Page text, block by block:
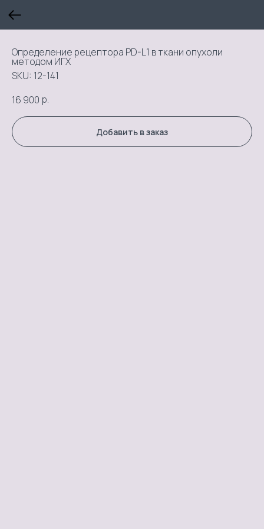
Определение рецептора PD-L1 в ткани опухоли
методом ИГХ
SKU: 12-141
16 900 р.
Добавить в заказ